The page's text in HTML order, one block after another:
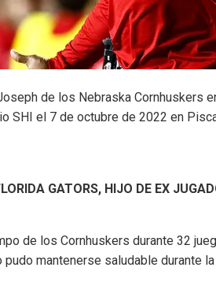
de los Nebraska Cornhuskers
SHI el 7 de octubre de 2022 en
GATORS, HIJO DE EX
de los Cornhuskers durante 32
mantenerse saludable durante